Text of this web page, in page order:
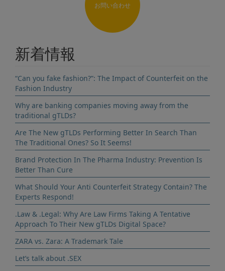
お問い合わせ
新着情報
“Can you fake fashion?”: The Impact of Counterfeit on the
Fashion Industry
Why are banking companies moving away from the
traditional gTLDs?
Are The New gTLDs Performing Better In Search Than
The Traditional Ones? So It Seems!
Brand Protection In The Pharma Industry: Prevention Is
Better Than Cure
What Should Your Anti Counterfeit Strategy Contain? The
Experts Respond!
.Law & .Legal: Why Are Law Firms Taking A Tentative
Approach To Their New gTLDs Digital Space?
ZARA vs. Zara: A Trademark Tale
Let’s talk about .SEX